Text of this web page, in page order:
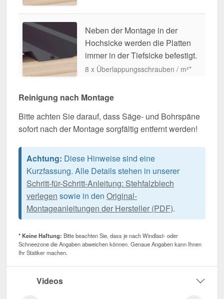
Neben der Montage in der
Hochsicke werden die Platten
immer in der Tiefsicke befestigt.
8 x Überlappungsschrauben / m²*
Reinigung nach Montage
Bitte achten Sie darauf, dass Säge- und Bohrspäne
sofort nach der Montage sorgfältig entfernt werden!
Achtung: Diese Hinweise sind eine
Kurzfassung. Alle Details stehen in unserer
Schritt-für-Schritt-Anleitung: Stehfalzblech
verlegen sowie in den Original-
Montageanleitungen der Hersteller (PDF).
* Keine Haftung: Bitte beachten Sie, dass je nach Windlast- oder
Schneezone die Angaben abweichen können. Genaue Angaben kann Ihnen
Ihr Statiker machen.
Videos